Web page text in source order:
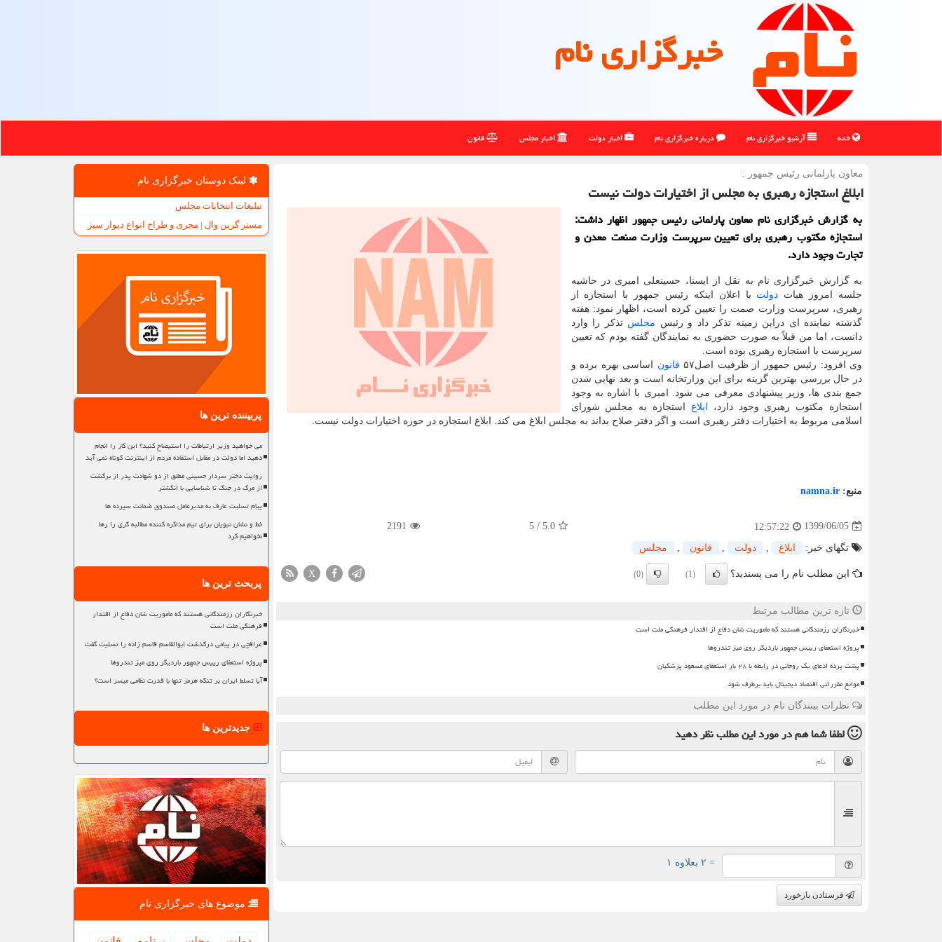
خبرگزاری نام
خانه آرشیو خبرگزاری نام درباره خبرگزاری نام اخبار دولت اخبار مجلس قانون
معاون پارلمانی رئیس جمهور :
ابلاغ استجازه رهبری به مجلس از اختیارات دولت نیست
به گزارش خبرگزاری نام معاون پارلمانی رئیس جمهور اظهار داشت:
استجازه مكتوب رهبری برای تعیین سرپرست وزارت صنعت معدن و
تجارت وجود دارد.
به گزارش خبرگزاری نام به نقل از ایسنا، حسینعلی امیری در حاشیه
جلسه امروز هیات دولت با اعلان اینکه رئیس جمهور با استجازه از
رهبری، سرپرست وزارت صمت را تعیین کرده است، اظهار نمود: هفته
گذشته نماینده ای دراین زمینه تذکر داد و رئیس مجلس تذکر را وارد
دانست، اما من قبلاً به صورت حضوری به نمایندگان گفته بودم که تعیین
سرپرست با استجازه رهبری بوده است.
وی افزود: رئیس جمهور از ظرفیت اصل۵۷
قانون اساسی بهره برده و
در حال بررسی بهترین گزینه برای این وزارتخانه است و بعد نهایی شدن
جمع بندی ها، وزیر پیشنهادی معرفی می شود. امیری با اشاره به وجود
استجازه مکتوب رهبری وجود دارد،
ابلاغ استجازه به مجلس شورای
اسلامی مربوط به اختیارات دفتر رهبری است و اگر دفتر صلاح بداند به مجلس ابلاغ می کند. ابلاغ استجازه در حوزه اختیارات دولت نیست.
منبع: namna.ir
1399/06/05
12:57:22
5.0
/
5
2191
تگهای خبر: ابلاغ دولت قانون مجلس
این مطلب نام را می پسندید؟ (1)
(0)
X
تازه ترین مطالب مرتبط
خبرنگاران رزمندگانی هستند که مأموریت شان دفاع از اقتدار فرهنگی ملت است
پروژه استعفای رییس جمهور باردیگر روی میز تندروها
پشت پرده ادعای یک روحانی در رابطه با ۲۸ بار استعفای مسعود پزشکیان
موانع مقرراتی اقتصاد دیجیتال باید برطرف شود
نظرات بینندگان نام در مورد این مطلب
لطفا شما همدر مورد این مطلبنظر دهید
= ۲ بعلاوه ۱
فرستادن بازخورد
لینک دوستان خبرگزاری نام
تبلیغات انتخابات مجلس
مستر گرین وال | مجری و طراح انواع دیوار سبز
پربیننده ترین ها
می خواهید وزیر ارتباطات را استیضاح کنید؟ این کار را انجام
دهید اما دولت در مقابل استفاده مردم از اینترنت کوتاه نمی آید
روایت دختر سردار حسینی مطلق از دو شهادت پدر از برگشت
از مرگ در جنگ تا شناسایی با انگشتر
پیام تسلیت عارف به مدیرعامل صندوق ضمانت سپرده ها
خط و نشان نبویان برای تیم مذاکره کننده مطالبه گری را رها
نخواهیم کرد
پربحث ترین ها
خبرنگاران رزمندگانی هستند که مأموریت شان دفاع از اقتدار
فرهنگی ملت است
عراقچی در پیامی درگذشت ابوالقاسم قاسم زاده را تسلیت گفت
پروژه استعفای رییس جمهور باردیگر روی میز تندروها
آیا تسلط ایران بر تنگه هرمز تنها با قدرت نظامی میسر است؟
جدیدترین ها
موضوع های خبرگزاری نام